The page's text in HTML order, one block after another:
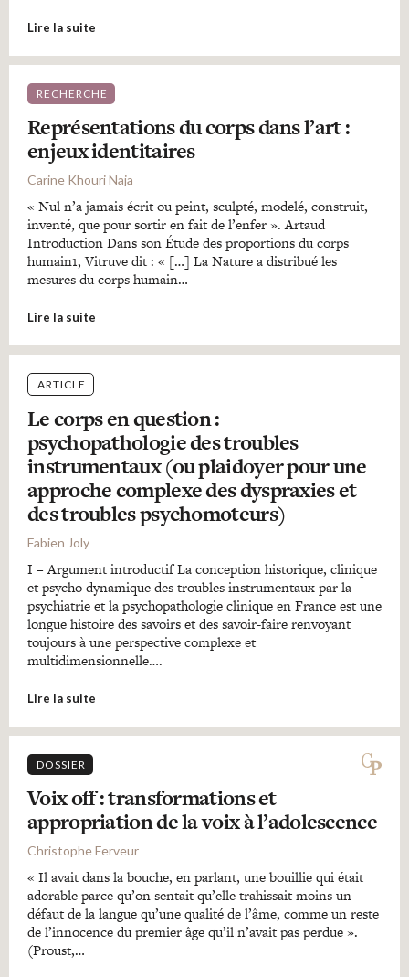
Lire la suite
RECHERCHE
Représentations du corps dans l’art :
enjeux identitaires
Carine Khouri Naja
« Nul n’a jamais écrit ou peint, sculpté, modelé, construit,
inventé, que pour sortir en fait de l’enfer ». Artaud
Introduction Dans son Étude des proportions du corps
humain1, Vitruve dit : « […] La Nature a distribué les
mesures du corps humain…
Lire la suite
ARTICLE
Le corps en question :
psychopathologie des troubles
instrumentaux (ou plaidoyer pour une
approche complexe des dyspraxies et
des troubles psychomoteurs)
Fabien Joly
I – Argument introductif La conception historique, clinique
et psycho dynamique des troubles instrumentaux par la
psychiatrie et la psychopathologie clinique en France est une
longue histoire des savoirs et des savoir-faire renvoyant
toujours à une perspective complexe et
multidimensionnelle….
Lire la suite
DOSSIER
Voix off : transformations et
appropriation de la voix à l’adolescence
Christophe Ferveur
« Il avait dans la bouche, en parlant, une bouillie qui était
adorable parce qu’on sentait qu’elle trahissait moins un
défaut de la langue qu’une qualité de l’âme, comme un reste
de l’innocence du premier âge qu’il n’avait pas perdue ».
(Proust,…